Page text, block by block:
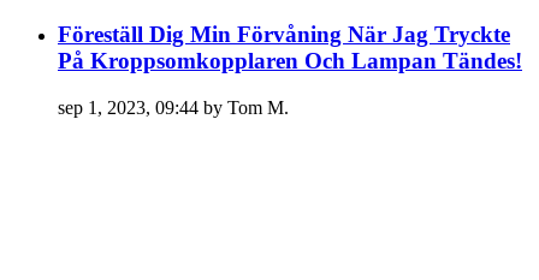
Föreställ Dig Min Förvåning När Jag Tryckte
På Kroppsomkopplaren Och Lampan Tändes!
sep 1, 2023, 09:44 by Tom M.